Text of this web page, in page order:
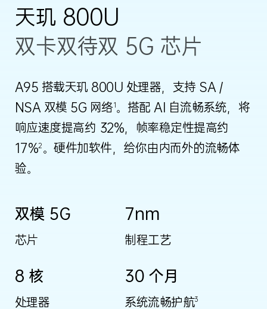
天玑 800U
双卡双待双 5G 芯片
A95 搭载天玑 800U 处理器，支持 SA /
NSA 双模 5G 网络 1 。搭配 AI 自流畅系统，将
响应速度提高约 32%，帧率稳定性提高约
17%2 。硬件加软件，给你由内而外的流畅体
验。
双模 5G
芯片
7nm
制程工艺
8 核
处理器
30 个月
系统流畅护航3